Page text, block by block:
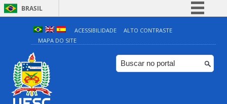
BRASIL
Simplifique!
Comunica BR
Participe
ACESSIBILIDADE
ALTO CONTRASTE
MAPA DO SITE